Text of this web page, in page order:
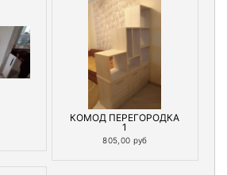
КОМОД ПЕРЕГОРОДКА
1
805,00 руб